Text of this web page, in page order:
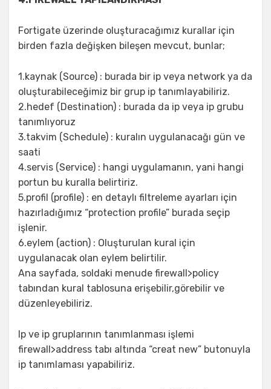
Fortigate üzerinde oluşturacağımız kurallar için
birden fazla değişken bileşen mevcut, bunlar;
1.kaynak (Source) : burada bir ip veya network ya da
oluşturabileceğimiz bir grup ip tanımlayabiliriz.
2.hedef (Destination) : burada da ip veya ip grubu
tanımlıyoruz
3.takvim (Schedule) : kuralın uygulanacağı gün ve
saati
4.servis (Service) : hangi uygulamanın, yani hangi
portun bu kuralla belirtiriz.
5.profil (profile) : en detaylı filtreleme ayarları için
hazırladığımız “protection profile” burada seçip
işlenir.
6.eylem (action) : Oluşturulan kural için
uygulanacak olan eylem belirtilir.
Ana sayfada, soldaki menude firewall>policy
tabından kural tablosuna erişebilir,görebilir ve
düzenleyebiliriz.
Ip ve ip gruplarının tanımlanması işlemi
firewall>address tabı altında “creat new” butonuyla
ip tanımlaması yapabiliriz.